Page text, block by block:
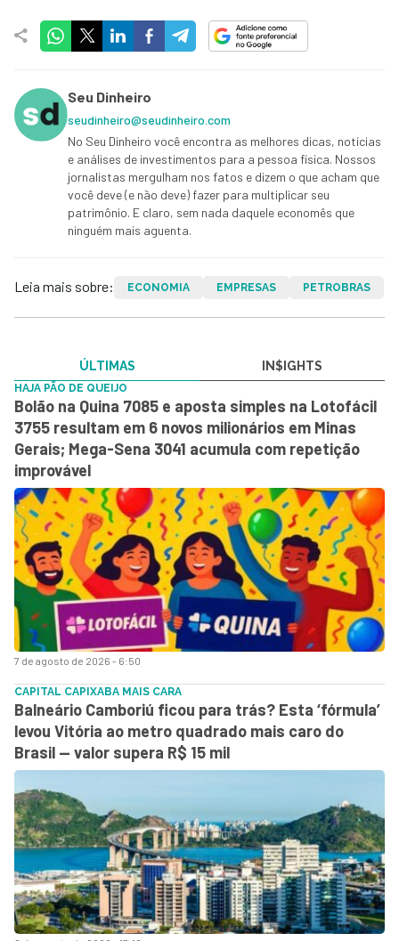
Seu Dinheiro
seudinheiro@seudinheiro.com
No Seu Dinheiro você encontra as melhores dicas, notícias
e análises de investimentos para a pessoa física. Nossos
jornalistas mergulham nos fatos e dizem o que acham que
você deve (e não deve) fazer para multiplicar seu
patrimônio. E claro, sem nada daquele economês que
ninguém mais aguenta.
Leia mais sobre: ECONOMIA EMPRESAS PETROBRAS
ÚLTIMAS IN$IGHTS
7 de agosto de 2026 - 6:50
HAJA PÃO DE QUEIJO
Bolão na Quina 7085 e aposta simples na Lotofácil
3755 resultam em 6 novos milionários em Minas
Gerais; Mega-Sena 3041 acumula com repetição
improvável
CAPITAL CAPIXABA MAIS CARA
Balneário Camboriú ficou para trás? Esta ‘fórmula’
levou Vitória ao metro quadrado mais caro do
Brasil — valor supera R$ 15 mil